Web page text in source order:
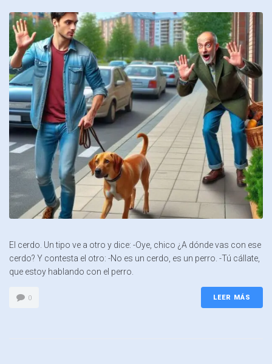
El cerdo. Un tipo ve a otro y dice: -Oye, chico ¿A dónde vas con ese
cerdo? Y contesta el otro: -No es un cerdo, es un perro. -Tú cállate,
que estoy hablando con el perro.
0 LEER MÁS